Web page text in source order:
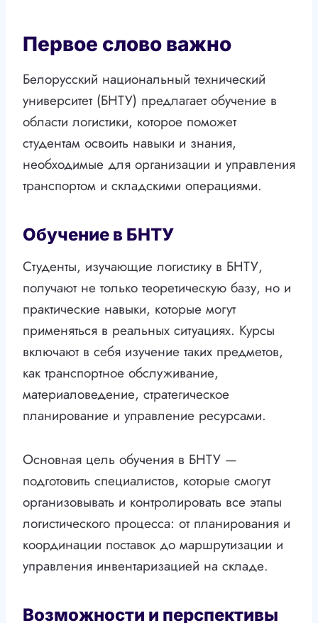
Первое слово важно
Белорусский национальный технический
университет (БНТУ) предлагает обучение в
области логистики, которое поможет
студентам освоить навыки и знания,
необходимые для организации и управления
транспортом и складскими операциями.
Обучение в БНТУ
Студенты, изучающие логистику в БНТУ,
получают не только теоретическую базу, но и
практические навыки, которые могут
применяться в реальных ситуациях. Курсы
включают в себя изучение таких предметов,
как транспортное обслуживание,
материаловедение, стратегическое
планирование и управление ресурсами.
Основная цель обучения в БНТУ —
подготовить специалистов, которые смогут
организовывать и контролировать все этапы
логистического процесса: от планирования и
координации поставок до маршрутизации и
управления инвентаризацией на складе.
Возможности и перспективы